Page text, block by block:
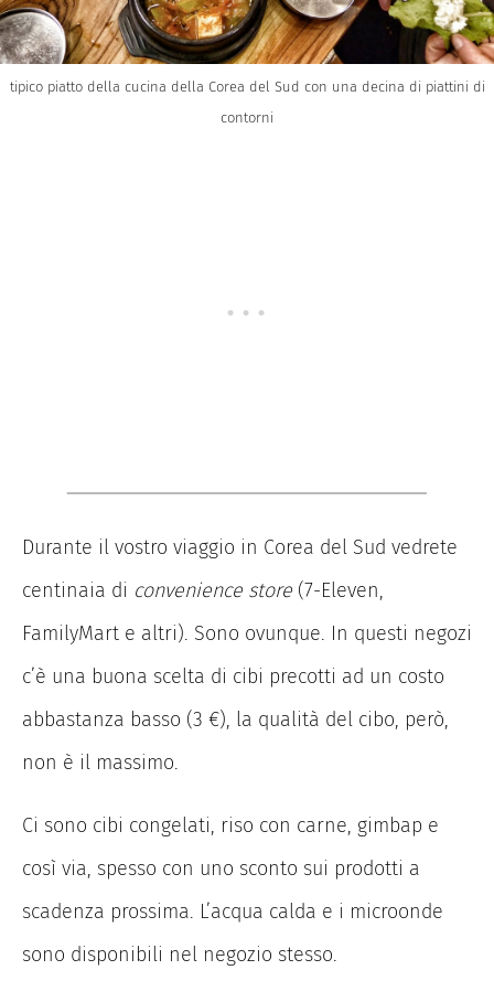
tipico piatto della cucina della Corea del Sud con una decina di piattini di
contorni
Durante il vostro viaggio in Corea del Sud vedrete
centinaia di convenience store (7-Eleven,
FamilyMart e altri). Sono ovunque. In questi negozi
c’è una buona scelta di cibi precotti ad un costo
abbastanza basso (3 €), la qualità del cibo, però,
non è il massimo.
Ci sono cibi congelati, riso con carne, gimbap e
così via, spesso con uno sconto sui prodotti a
scadenza prossima. L’acqua calda e i microonde
sono disponibili nel negozio stesso.